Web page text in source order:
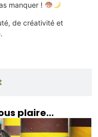
manquer !
de créativité et
plaire...